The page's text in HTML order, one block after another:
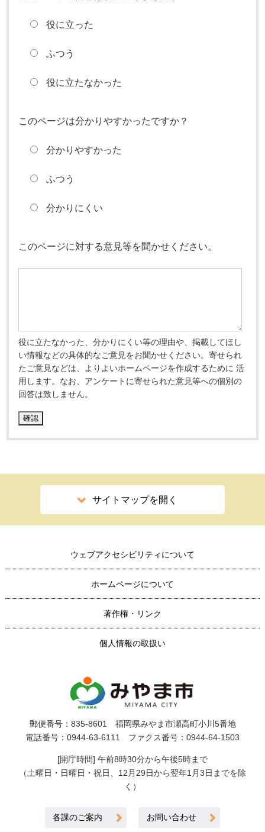
役に立った
ふつう
役に立たなかった
このページは分かりやすかったですか？
分かりやすかった
ふつう
分かりにくい
このページに対する意見等を聞かせください。
役に立たなかった、分かりにくい等の理由や、掲載してほし
い情報などの具体的なご意見をお聞かせください。寄せられ
たご意見などは、よりよいホームページを作成するために 活
用します。なお、アンケートに寄せられた意見等への個別の
回答は致しません。
サイトマップを開く
ウェブアクセシビリティについて
ホームページについて
著作権・リンク
個人情報の取扱い
郵便番号：835-8601 福岡県みやま市瀬高町小川5番地
電話番号：0944-63-6111 ファクス番号：0944-64-1503
[開庁時間] 午前8時30分から午後5時まで
（土曜日・日曜日・祝日、12月29日から翌年1月3日までを除
く）
各課のご案内 お問い合わせ